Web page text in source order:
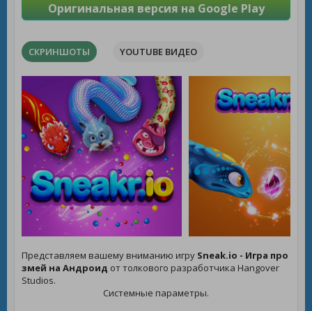
Оригинальная версия на Google Play
СКРИНШОТЫ YOUTUBE ВИДЕО
Представляем вашему вниманию игру Sneak.io - Игра про
змей на Андроид от толкового разработчика Hangover
Studios.
Системные параметры.